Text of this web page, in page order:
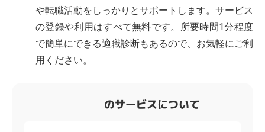
や転職活動をしっかりとサポートします。サービス
の登録や利用はすべて無料です。所要時間1分程度
で簡単にできる適職診断もあるので、お気軽にご利
用ください。
のサービスについて